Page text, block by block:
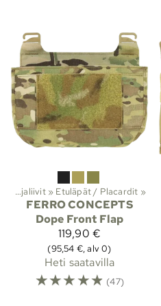
Taistelu- ja suojaliivit ‪» Etuläpät / Placardit ‪»
FERRO CONCEPTS
Dope Front Flap
119,90 €
(95,54 €, alv 0)
Heti saatavilla
☆☆☆☆☆ (47)
suojat‪» Molle-taskut ‪» Lipastaskut